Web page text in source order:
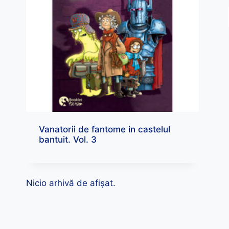
Vanatorii de fantome in castelul
bantuit. Vol. 3
Nicio arhivă de afișat.